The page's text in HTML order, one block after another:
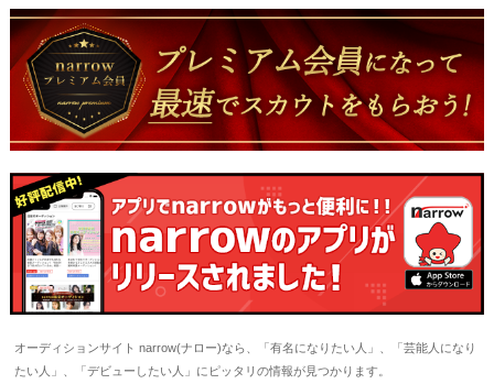
オーディションサイト narrow(ナロー)なら、「有名になりたい人」、「芸能人になり
たい人」、「デビューしたい人」にピッタリの情報が見つかります。